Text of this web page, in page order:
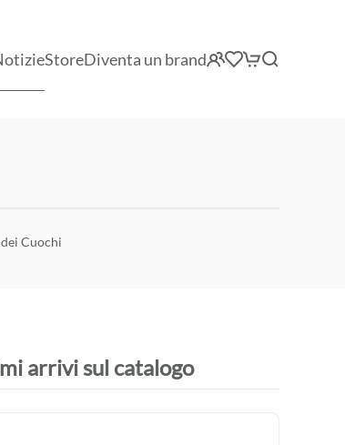
StoreDiventa un brand
Cuochi
arrivi sul catalogo